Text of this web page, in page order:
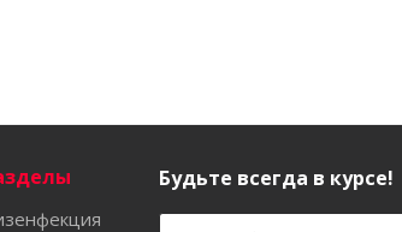
Будьте всегда в курсе!